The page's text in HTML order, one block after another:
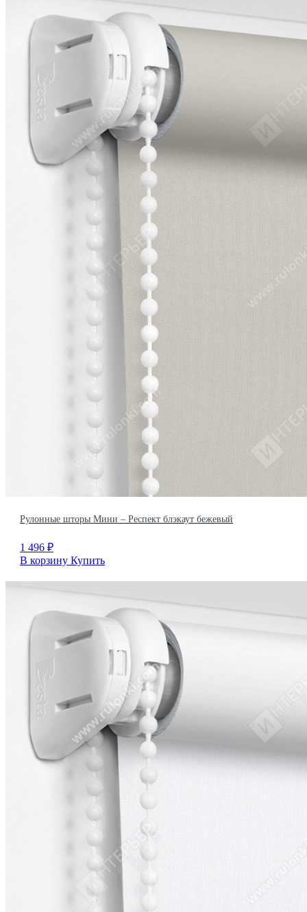
Рулонные шторы Мини – Респект блэкаут бежевый
1 496 ₽
В корзину Купить